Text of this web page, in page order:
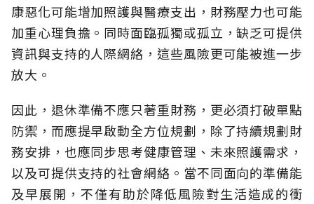
康惡化可能增加照護與醫療支出，財務壓力也可能
加重心理負擔。同時面臨孤獨或孤立，缺乏可提供
資訊與支持的人際網絡，這些風險更可能被進一步
放大。
因此，退休準備不應只著重財務，更必須打破單點
防禦，而應提早啟動全方位規劃，除了持續規劃財
務安排，也應同步思考健康管理、未來照護需求，
以及可提供支持的社會網絡。當不同面向的準備能
及早展開，不僅有助於降低風險對生活造成的衝